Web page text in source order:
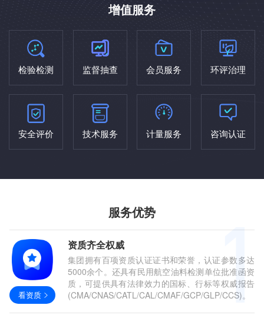
增值服务
检验检测 监督抽查 会员服务 环评治理
安全评价 技术服务 计量服务 咨询认证
服务优势
看资质
资质齐全权威
集团拥有百项资质认证证书和荣誉，认证参数多达
5000余个。还具有民用航空油料检测单位批准函资
质，可提供具有法律效力的国标、行标等权威报告
(CMA/CNAS/CATL/CAL/CMAF/GCP/GLP/CCS)。